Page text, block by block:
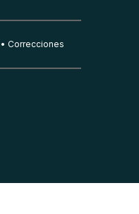
Correcciones